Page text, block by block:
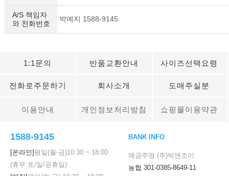
A/S 책임자
와 전화번호
박예지 1588-9145
1:1문의 반품교환안내 사이즈선택요령
전화로주문하기 회사소개 도매주실분
이용안내 개인정보처리방침 쇼핑몰이용약관
1588-9145
[온라인]평일(월-금)10:30 ~ 18:00
(휴무:토/일/공휴일)
BANK INFO
예금주명 (주)빅앤조이
농협 301-0385-8649-11